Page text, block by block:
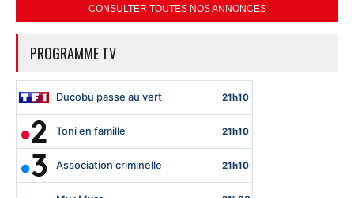
CONSULTER TOUTES NOS ANNONCES
PROGRAMME TV